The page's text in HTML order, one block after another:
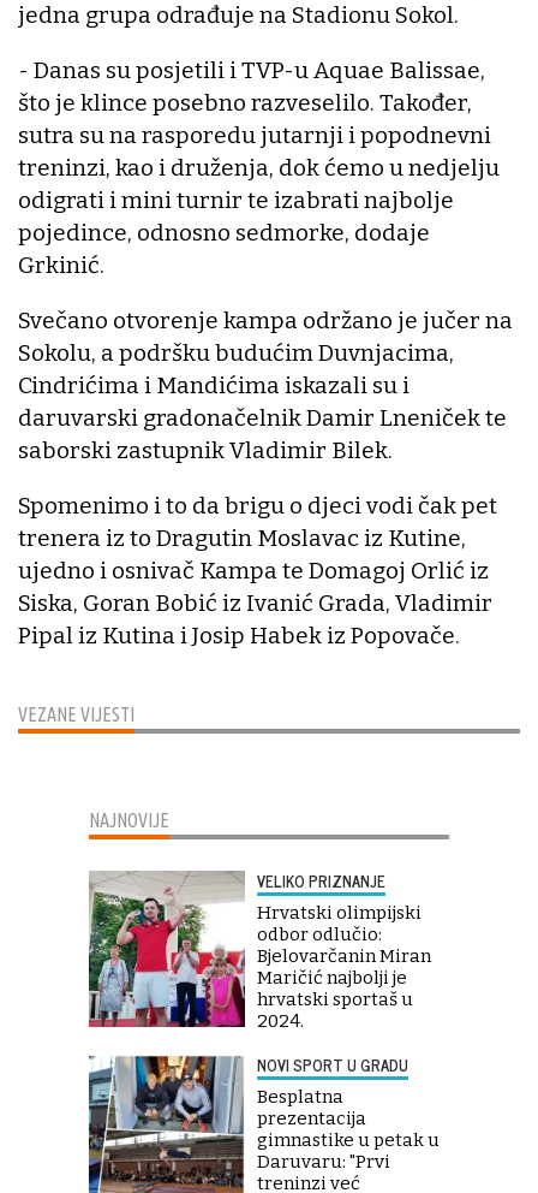
VEZANE VIJESTI
jedna grupa odrađuje na Stadionu Sokol.
- Danas su posjetili i TVP-u Aquae Balissae,
što je klince posebno razveselilo. Također,
sutra su na rasporedu jutarnji i popodnevni
treninzi, kao i druženja, dok ćemo u nedjelju
odigrati i mini turnir te izabrati najbolje
pojedince, odnosno sedmorke, dodaje
Grkinić.
Svečano otvorenje kampa održano je jučer na
Sokolu, a podršku budućim Duvnjacima,
Cindrićima i Mandićima iskazali su i
daruvarski gradonačelnik Damir Lneniček te
saborski zastupnik Vladimir Bilek.
Spomenimo i to da brigu o djeci vodi čak pet
trenera iz to Dragutin Moslavac iz Kutine,
ujedno i osnivač Kampa te Domagoj Orlić iz
Siska, Goran Bobić iz Ivanić Grada, Vladimir
Pipal iz Kutina i Josip Habek iz Popovače.
NAJNOVIJE
VELIKO PRIZNANJE
Hrvatski olimpijski
odbor odlučio:
Bjelovarčanin Miran
Maričić najbolji je
hrvatski sportaš u
2024.
NOVI SPORT U GRADU
Besplatna
prezentacija
gimnastike u petak u
Daruvaru: "Prvi
treninzi već